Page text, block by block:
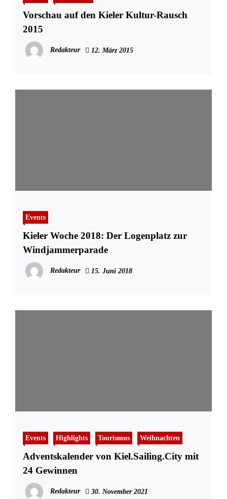
Vorschau auf den Kieler Kultur-Rausch
2015
Redakteur 12. März 2015
Events
Kieler Woche 2018: Der Logenplatz zur
Windjammerparade
Redakteur 15. Juni 2018
Events Highlights Tourismus Weihnachten
Adventskalender von Kiel.Sailing.City mit
24 Gewinnen
Redakteur 30. November 2021